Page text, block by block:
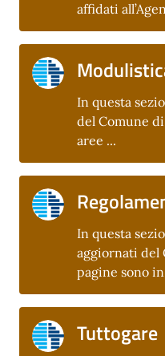
affidati
In questa
del Comune
aree ...
In questa
aggiornati del
pagine sono in
Tuttogare